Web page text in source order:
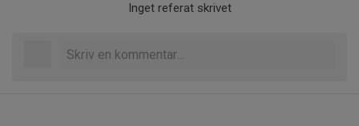
Inget referat skrivet